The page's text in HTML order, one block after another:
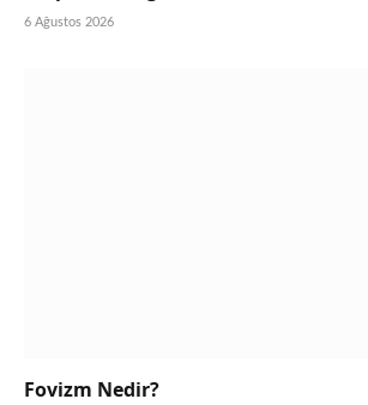
6 Ağustos 2026
Fovizm Nedir?